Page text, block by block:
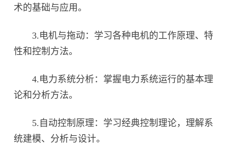
术的基础与应用。
3.电机与拖动：学习各种电机的工作原理、特
性和控制方法。
4.电力系统分析：掌握电力系统运行的基本理
论和分析方法。
5.自动控制原理：学习经典控制理论，理解系
统建模、分析与设计。